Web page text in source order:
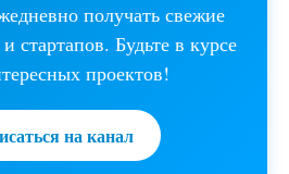
получать свежие
стартапов. Будьте в курсе
проектов!
на канал